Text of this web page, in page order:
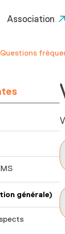
Association
Questions
générale)